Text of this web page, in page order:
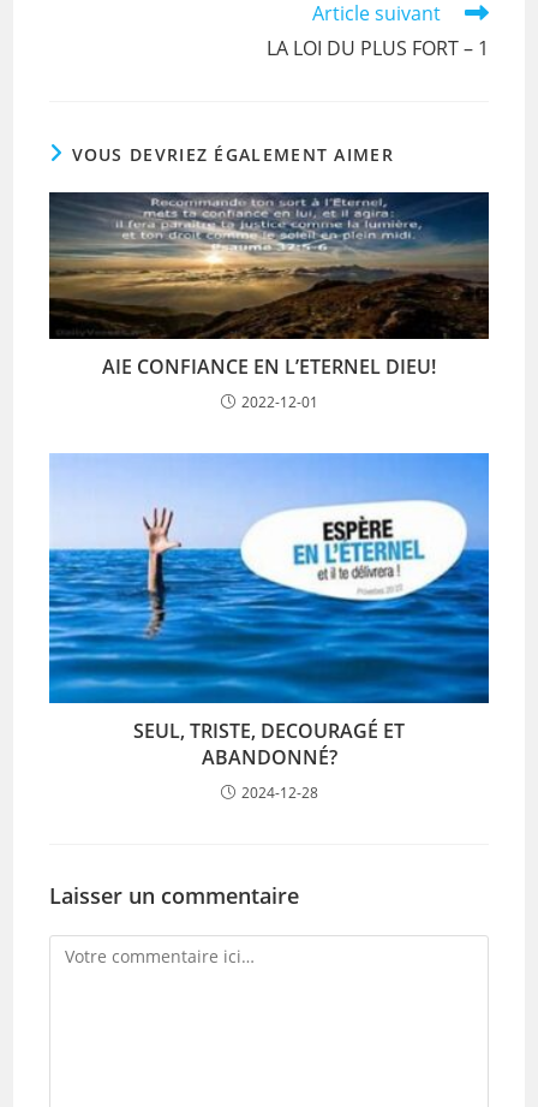
Article suivant
LA LOI DU PLUS FORT – 1
VOUS DEVRIEZ ÉGALEMENT AIMER
AIE CONFIANCE EN L’ETERNEL DIEU!
2022-12-01
SEUL, TRISTE, DECOURAGÉ ET
ABANDONNÉ?
2024-12-28
Laisser un commentaire
Comment